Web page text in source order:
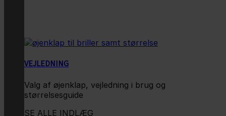
VEJLEDNING
Valg af øjenklap, vejledning i brug og
størrelsesguide
SE ALLE INDLÆG